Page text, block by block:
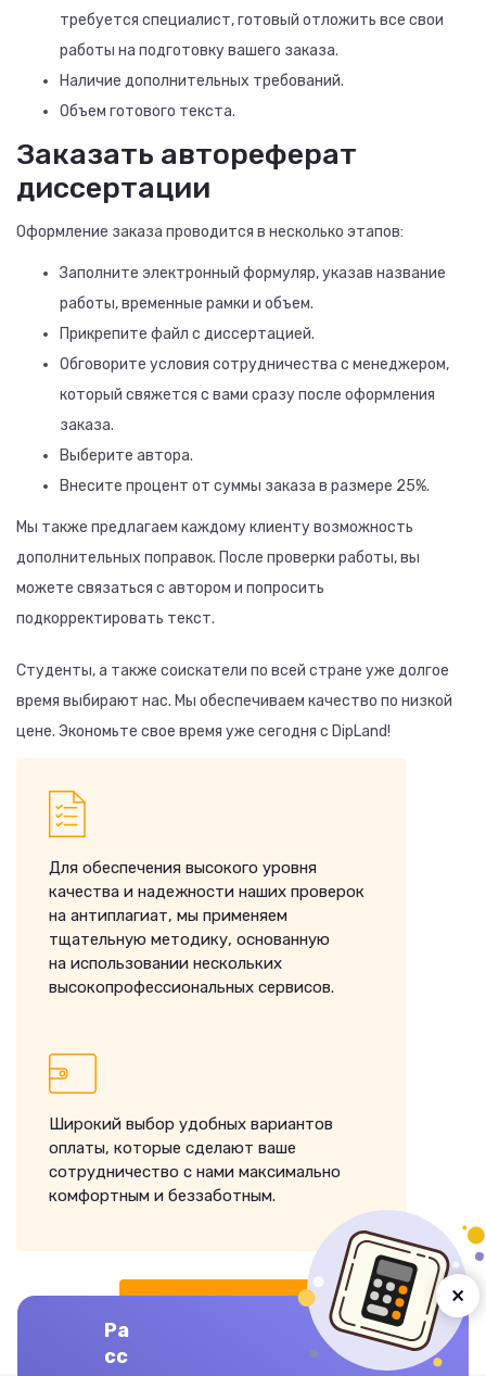
требуется специалист, готовый отложить все свои
работы на подготовку вашего заказа.
Наличие дополнительных требований.
Объем готового текста.
Заказать автореферат
диссертации
Оформление заказа проводится в несколько этапов:
Заполните электронный формуляр, указав название
работы, временные рамки и объем.
Прикрепите файл с диссертацией.
Обговорите условия сотрудничества с менеджером,
который свяжется с вами сразу после оформления
заказа.
Выберите автора.
Внесите процент от суммы заказа в размере 25%.
Мы также предлагаем каждому клиенту возможность
дополнительных поправок. После проверки работы, вы
можете связаться с автором и попросить
подкорректировать текст.
Студенты, а также соискатели по всей стране уже долгое
время выбирают нас. Мы обеспечиваем качество по низкой
цене. Экономьте свое время уже сегодня с DipLand!
ЗАКАЗАТЬ ВЫПОЛНЕНИЕ
Для обеспечения высокого уровня
качества и надежности наших проверок
на антиплагиат, мы применяем
тщательную методику, основанную
на использовании нескольких
высокопрофессиональных сервисов.
Широкий выбор удобных вариантов
оплаты, которые сделают ваше
сотрудничество с нами максимально
комфортным и беззаботным.
Ра
сс
×